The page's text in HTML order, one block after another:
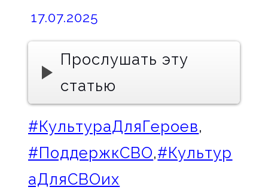
By:
17.07.2025
Прослушать эту
статью
#КультураДляГероев,
#ПоддержкСВО,#Культур
аДляСВОих